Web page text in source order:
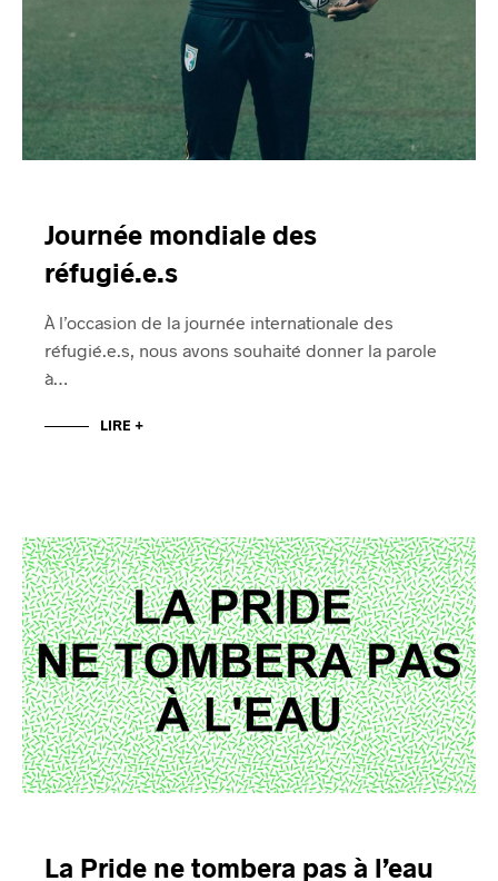
Journée mondiale des
réfugié.e.s
À l’occasion de la journée internationale des
réfugié.e.s, nous avons souhaité donner la parole
à…
LIRE +
La Pride ne tombera pas à l’eau